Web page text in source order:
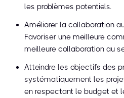
les problèmes potentiels.
Améliorer la collaboration
Favoriser une meilleure
meilleure collaboration au
Atteindre les objectifs des
systématiquement les
en respectant le budget et